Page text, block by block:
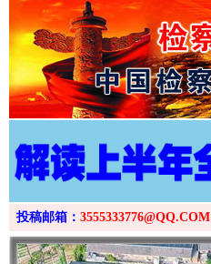
投稿邮箱： 3555333776@QQ.COM